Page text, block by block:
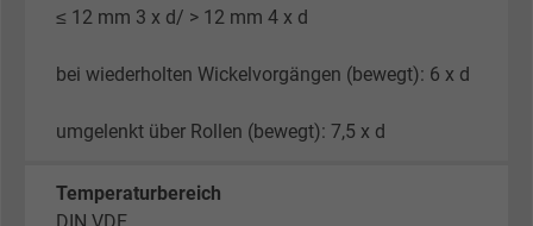
≤ 12 mm 3 x d/ > 12 mm 4 x d
bei wiederholten Wickelvorgängen (bewegt): 6 x d
umgelenkt über Rollen (bewegt): 7,5 x d
Temperaturbereich